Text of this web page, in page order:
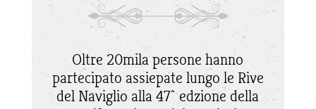
Oltre 20mila persone hanno
partecipato assiepate lungo le Rive
del Naviglio alla 47^ edzione della